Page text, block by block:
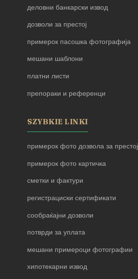
деловни банкарски извод
дозволи за престој
примерок пасошка фотографија
мешани шаблони
платни листи
препораки и референци
SZYBKIE LINKI
примерок фото дозвола за престој
примерок фото картичка
сметки и фактури
регистрациски сертификати
сообраќајни дозволи
потврди за уплата
мешани примероци фотографии
хипотекарни извод